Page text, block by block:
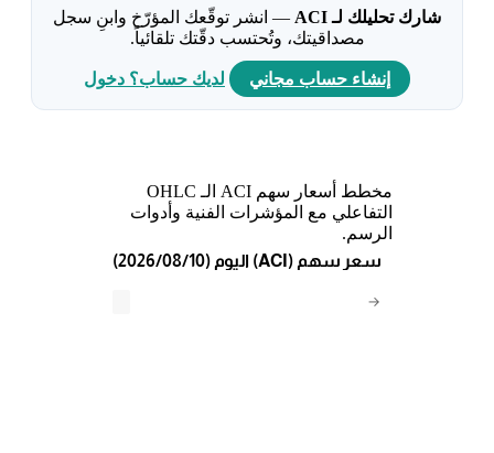
شارك تحليلك لـ ACI
— انشر توقّعك المؤرّخ وابنِ سجل
مصداقيتك، وتُحتسب دقّتك تلقائياً.
إنشاء حساب مجاني لديك حساب؟ دخول
مخطط أسعار سهم ACI الـ OHLC
التفاعلي مع المؤشرات الفنية وأدوات
الرسم.
→
(2026/08/10) اليوم (ACI) سعر سهم